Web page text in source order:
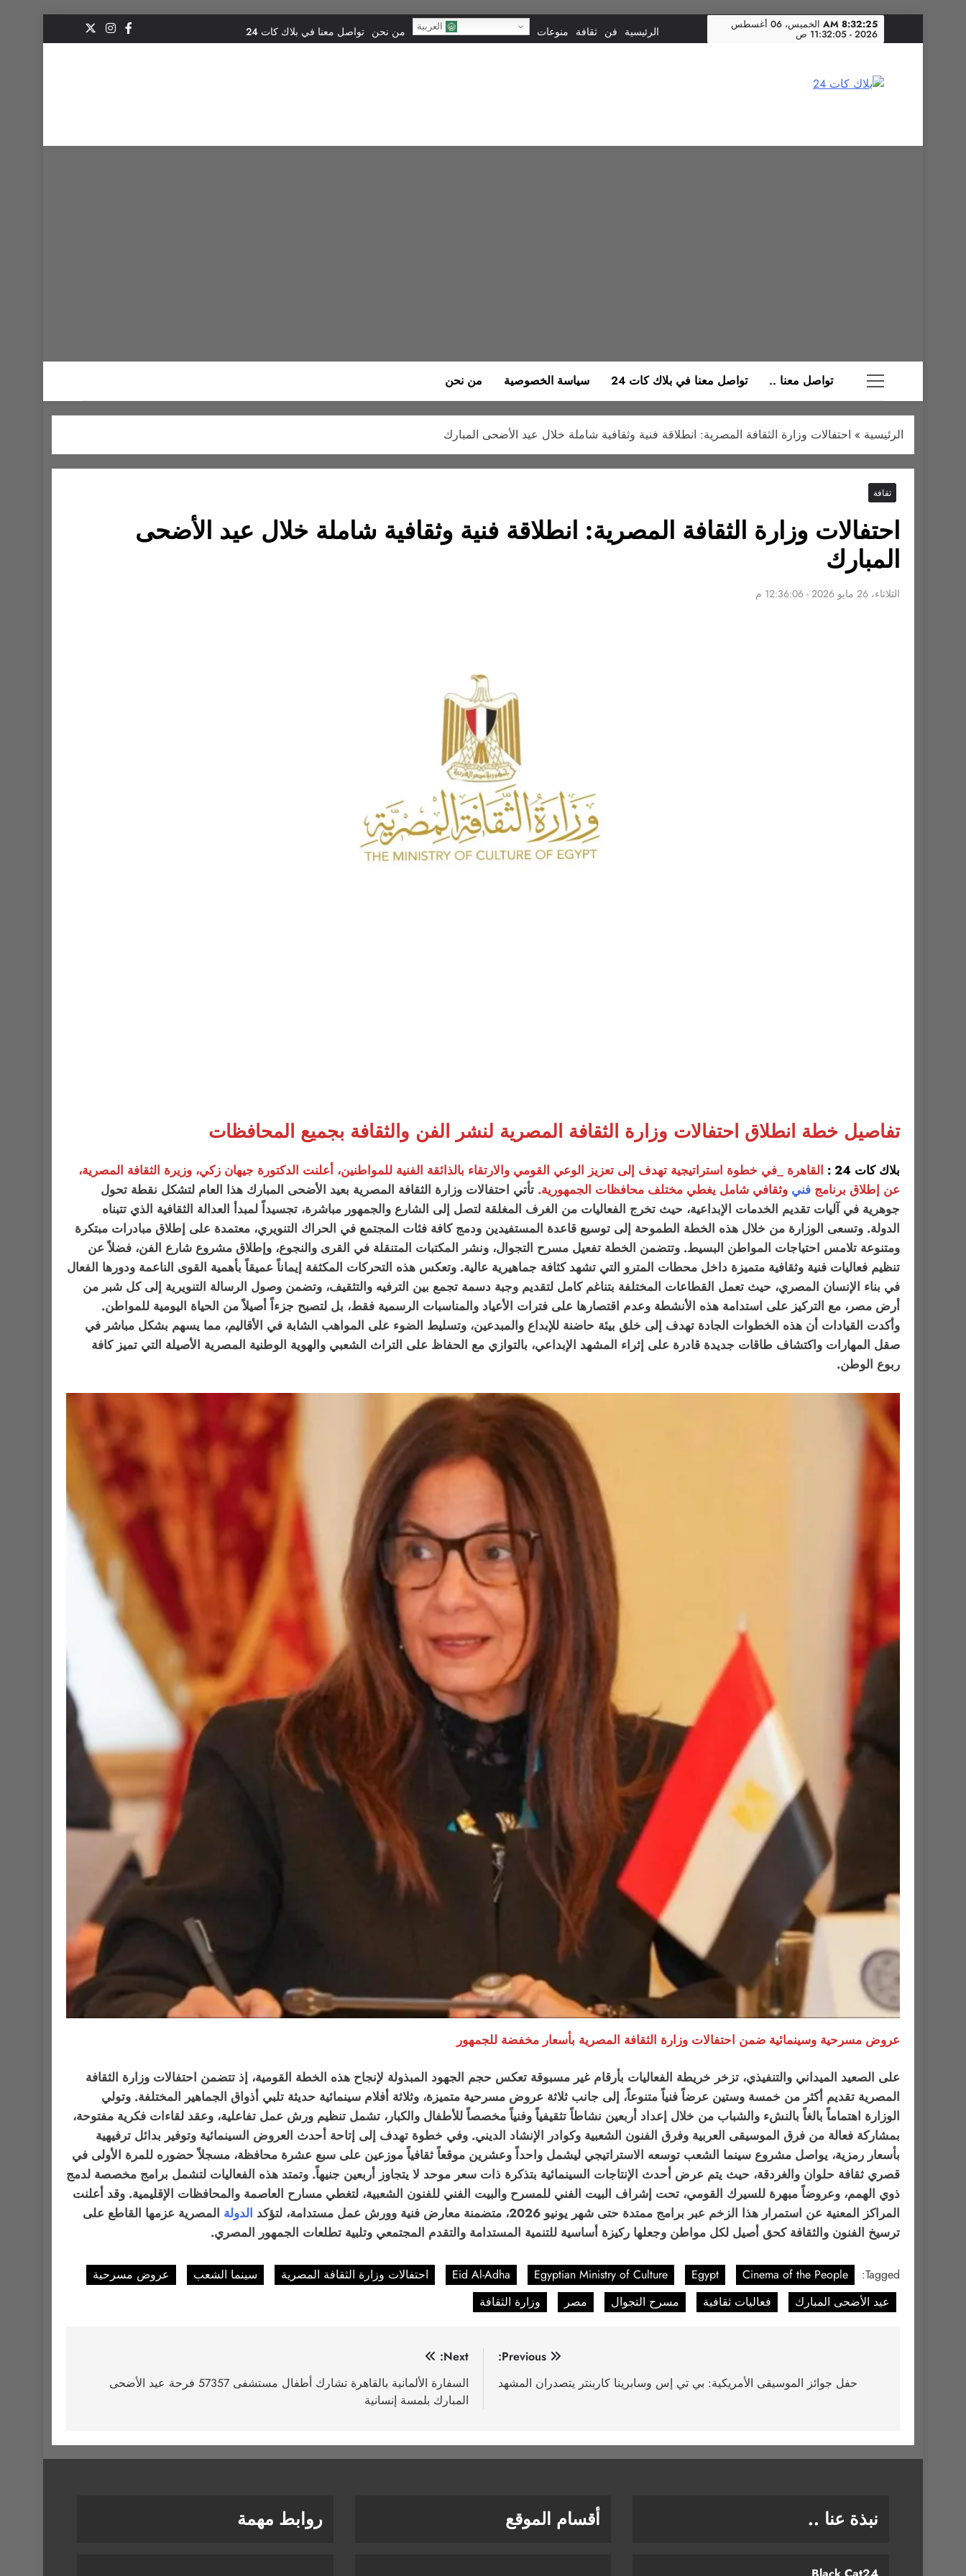
to
8:32:27 AM الخميس، 06 أغسطس
2026 - 11:32:05 ص الرئيسية فن ثقافة منوعات العربية من نحن تواصل معنا في بلاك كات 24
تواصل معنا .. تواصل معنا في بلاك كات 24 سياسة الخصوصية من نحن
الرئيسية » احتفالات وزارة الثقافة المصرية: انطلاقة فنية وثقافية شاملة خلال عيد الأضحى المبارك
ثقافة
احتفالات وزارة الثقافة المصرية: انطلاقة فنية وثقافية شاملة خلال عيد الأضحى
المبارك
الثلاثاء، 26 مايو 2026 - 12:36:06 م
تفاصيل خطة انطلاق احتفالات وزارة الثقافة المصرية لنشر الفن والثقافة بجميع المحافظات
بلاك كات 24 :
القاهرة _في خطوة استراتيجية تهدف إلى تعزيز الوعي القومي والارتقاء بالذائقة الفنية للمواطنين، أعلنت الدكتورة جيهان زكي، وزيرة الثقافة المصرية،
عن إطلاق برنامج فني وثقافي شامل يغطي مختلف محافظات الجمهورية. تأتي احتفالات وزارة الثقافة المصرية بعيد الأضحى المبارك هذا العام لتشكل نقطة تحول
جوهرية في آليات تقديم الخدمات الإبداعية، حيث تخرج الفعاليات من الغرف المغلقة لتصل إلى الشارع والجمهور مباشرة، تجسيداً لمبدأ العدالة الثقافية الذي تتبناه
الدولة. وتسعى الوزارة من خلال هذه الخطة الطموحة إلى توسيع قاعدة المستفيدين ودمج كافة فئات المجتمع في الحراك التنويري، معتمدة على إطلاق مبادرات مبتكرة
ومتنوعة تلامس احتياجات المواطن البسيط. وتتضمن الخطة تفعيل مسرح التجوال، ونشر المكتبات المتنقلة في القرى والنجوع، وإطلاق مشروع شارع الفن، فضلاً عن
تنظيم فعاليات فنية وثقافية متميزة داخل محطات المترو التي تشهد كثافة جماهيرية عالية. وتعكس هذه التحركات المكثفة إيماناً عميقاً بأهمية القوى الناعمة ودورها الفعال
في بناء الإنسان المصري، حيث تعمل القطاعات المختلفة بتناغم كامل لتقديم وجبة دسمة تجمع بين الترفيه والتثقيف، وتضمن وصول الرسالة التنويرية إلى كل شبر من
أرض مصر، مع التركيز على استدامة هذه الأنشطة وعدم اقتصارها على فترات الأعياد والمناسبات الرسمية فقط، بل لتصبح جزءاً أصيلاً من الحياة اليومية للمواطن.
وأكدت القيادات أن هذه الخطوات الجادة تهدف إلى خلق بيئة حاضنة للإبداع والمبدعين، وتسليط الضوء على المواهب الشابة في الأقاليم، مما يسهم بشكل مباشر في
صقل المهارات واكتشاف طاقات جديدة قادرة على إثراء المشهد الإبداعي، بالتوازي مع الحفاظ على التراث الشعبي والهوية الوطنية المصرية الأصيلة التي تميز كافة
ربوع الوطن.
عروض مسرحية وسينمائية ضمن احتفالات وزارة الثقافة المصرية بأسعار مخفضة للجمهور
على الصعيد الميداني والتنفيذي، تزخر خريطة الفعاليات بأرقام غير مسبوقة تعكس حجم الجهود المبذولة لإنجاح هذه الخطة القومية، إذ تتضمن احتفالات وزارة الثقافة
المصرية تقديم أكثر من خمسة وستين عرضاً فنياً متنوعاً، إلى جانب ثلاثة عروض مسرحية متميزة، وثلاثة أفلام سينمائية حديثة تلبي أذواق الجماهير المختلفة. وتولي
الوزارة اهتماماً بالغاً بالنشء والشباب من خلال إعداد أربعين نشاطاً تثقيفياً وفنياً مخصصاً للأطفال والكبار، تشمل تنظيم ورش عمل تفاعلية، وعقد لقاءات فكرية مفتوحة،
بمشاركة فعالة من فرق الموسيقى العربية وفرق الفنون الشعبية وكوادر الإنشاد الديني. وفي خطوة تهدف إلى إتاحة أحدث العروض السينمائية وتوفير بدائل ترفيهية
بأسعار رمزية، يواصل مشروع سينما الشعب توسعه الاستراتيجي ليشمل واحداً وعشرين موقعاً ثقافياً موزعين على سبع عشرة محافظة، مسجلاً حضوره للمرة الأولى في
قصري ثقافة حلوان والغردقة، حيث يتم عرض أحدث الإنتاجات السينمائية بتذكرة ذات سعر موحد لا يتجاوز أربعين جنيهاً. وتمتد هذه الفعاليات لتشمل برامج مخصصة لدمج
ذوي الهمم، وعروضاً مبهرة للسيرك القومي، تحت إشراف البيت الفني للمسرح والبيت الفني للفنون الشعبية، لتغطي مسارح العاصمة والمحافظات الإقليمية. وقد أعلنت
المراكز المعنية عن استمرار هذا الزخم عبر برامج ممتدة حتى شهر يونيو 2026، متضمنة معارض فنية وورش عمل مستدامة، لتؤكد
الدولة المصرية عزمها القاطع على
ترسيخ الفنون والثقافة كحق أصيل لكل مواطن وجعلها ركيزة أساسية للتنمية المستدامة والتقدم المجتمعي وتلبية تطلعات الجمهور المصري.
Tagged:
Cinema of the People
Egypt
Egyptian Ministry of Culture
Eid Al-Adha احتفالات وزارة الثقافة المصرية سينما الشعب
عروض مسرحية
عيد الأضحى المبارك
فعاليات ثقافية مسرح التجوال مصر وزارة الثقافة
المقالات
Previous:
حفل جوائز الموسيقى الأمريكية: بي تي إس وسابرينا كاربنتر يتصدران المشهد
Next:
السفارة الألمانية بالقاهرة تشارك أطفال مستشفى 57357 فرحة عيد الأضحى
المبارك بلمسة إنسانية
نبذة عنا .. أقسام الموقع روابط مهمة